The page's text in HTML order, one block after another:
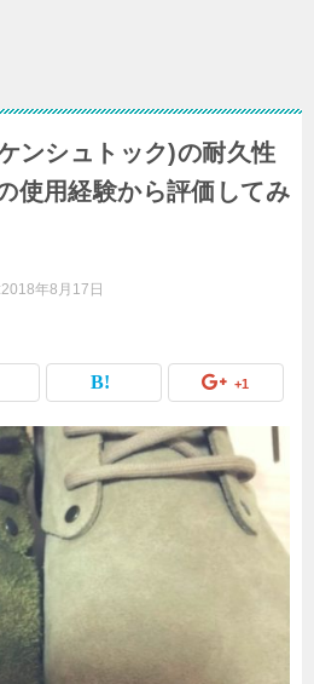
ンシュトック)の耐久性
使用経験から評価してみ
2018年8月17日
+1